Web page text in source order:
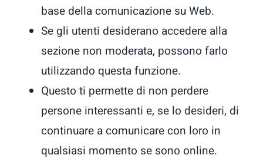
base della comunicazione su Web.
Se gli utenti desiderano accedere alla
sezione non moderata, possono farlo
utilizzando questa funzione.
Questo ti permette di non perdere
persone interessanti e, se lo desideri, di
continuare a comunicare con loro in
qualsiasi momento se sono online.